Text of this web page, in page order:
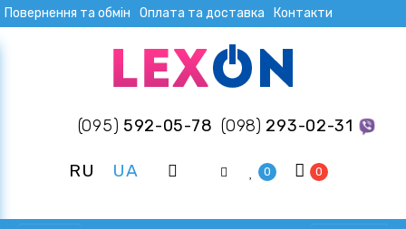
Повернення та обмін Оплата та доставка Контакти
(095) 592-05-78 (098) 293-02-31
RU UA 0 0